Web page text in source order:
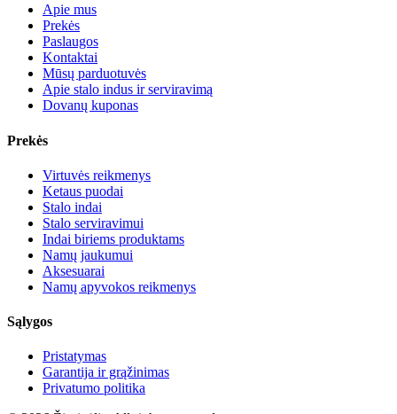
Apie mus
Prekės
Paslaugos
Kontaktai
Mūsų parduotuvės
Apie stalo indus ir serviravimą
Dovanų kuponas
Prekės
Virtuvės reikmenys
Ketaus puodai
Stalo indai
Stalo serviravimui
Indai biriems produktams
Namų jaukumui
Aksesuarai
Namų apyvokos reikmenys
Sąlygos
Pristatymas
Garantija ir grąžinimas
Privatumo politika